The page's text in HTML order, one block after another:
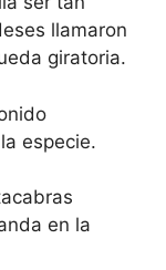
llamaron
giratoria.
especie.
en la